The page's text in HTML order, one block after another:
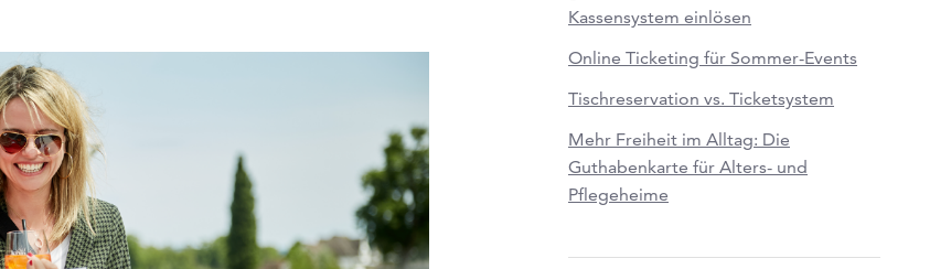
Kassensystem einlösen
Online Ticketing für Sommer-Events
Tischreservation vs. Ticketsystem
Mehr Freiheit im Alltag: Die
Guthabenkarte für Alters- und
Pflegeheime